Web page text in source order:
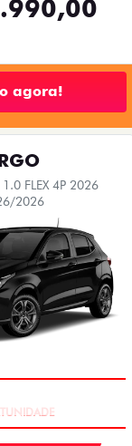
agora!
FLEX 4P 2026
2026